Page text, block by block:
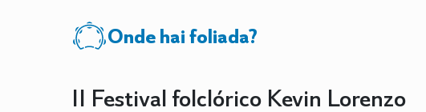
Onde hai foliada?
II Festival folclórico Kevin Lorenzo